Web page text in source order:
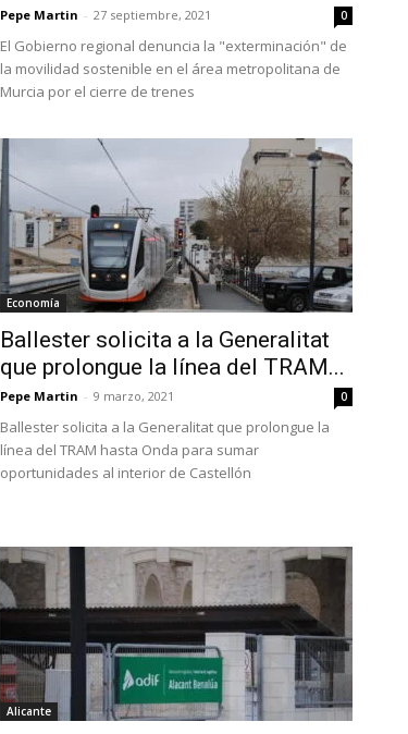
Pepe Martin - 27 septiembre, 2021 0
El Gobierno regional denuncia la "exterminación" de
la movilidad sostenible en el área metropolitana de
Murcia por el cierre de trenes
Economía
Ballester solicita a la Generalitat
que prolongue la línea del TRAM...
Pepe Martin - 9 marzo, 2021 0
Ballester solicita a la Generalitat que prolongue la
línea del TRAM hasta Onda para sumar
oportunidades al interior de Castellón
Alicante